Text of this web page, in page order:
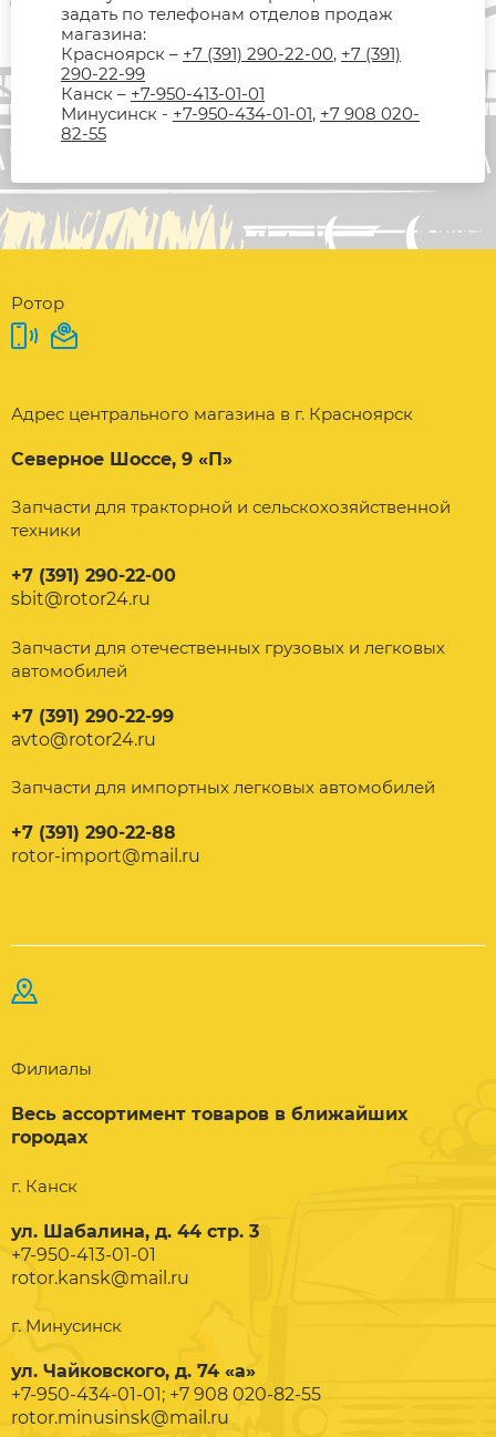
задать по телефонам отделов продаж
магазина:
Красноярск – +7 (391) 290-22-00, +7 (391)
290-22-99
Канск – +7-950-413-01-01
Минусинск - +7-950-434-01-01, +7 908 020-
82-55
Ротор
Адрес центрального магазина в г. Красноярск
Северное Шоссе, 9 «П»
Запчасти для тракторной и сельскохозяйственной
техники
+7 (391) 290-22-00
sbit@rotor24.ru
Запчасти для отечественных грузовых и легковых
автомобилей
+7 (391) 290-22-99
avto@rotor24.ru
Запчасти для импортных легковых автомобилей
+7 (391) 290-22-88
rotor-import@mail.ru
Филиалы
Весь ассортимент товаров в ближайших
городах
г. Канск
ул. Шабалина, д. 44 стр. 3
+7-950-413-01-01
rotor.kansk@mail.ru
г. Минусинск
ул. Чайковского, д. 74 «а»
+7-950-434-01-01; +7 908 020-82-55
rotor.minusinsk@mail.ru